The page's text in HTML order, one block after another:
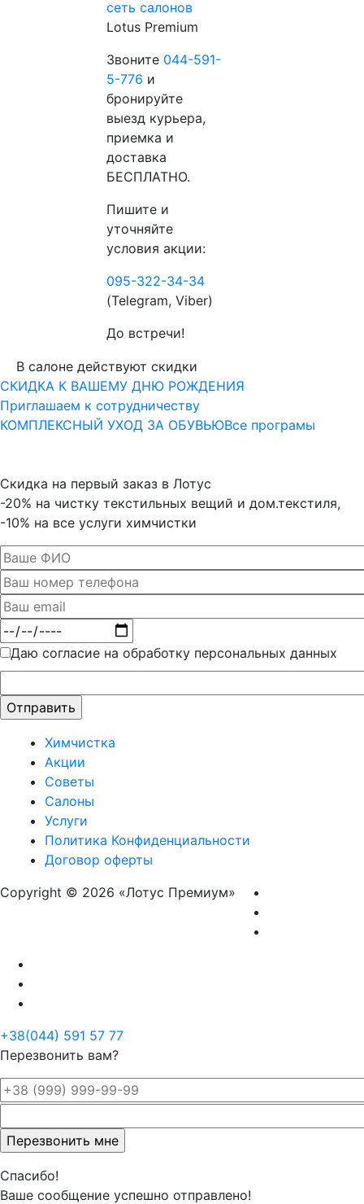
сеть салонов
Lotus Premium
Звоните 044-591-
5-776 и
бронируйте
выезд курьера,
приемка и
доставка
БЕСПЛАТНО.
Пишите и
уточняйте
условия акции:
095-322-34-34
(Telegram, Viber)
До встречи!
В салоне действуют скидки
СКИДКА К ВАШЕМУ ДНЮ РОЖДЕНИЯ
Приглашаем к сотрудничеству
КОМПЛЕКСНЫЙ УХОД ЗА ОБУВЬЮВсе програмы
Скидка на первый заказ в Лотус
-20% на чистку текстильных вещий и дом.текстиля,
-10% на все услуги химчистки
Даю согласие на обработку персональных данных
это поле
пустым.
Химчистка
Акции
Советы
Салоны
Услуги
Политика Конфиденциальности
Договор оферты
Copyright © 2026 «Лотус Премиум»
+38(044) 591 57 77
Перезвонить вам?
это поле
пустым.
Спасибо!
Ваше сообщение успешно отправлено!